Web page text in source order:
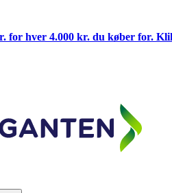
for hver 4.000 kr. du køber for.